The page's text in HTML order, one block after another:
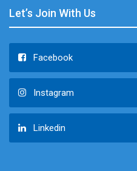
Let’s Join With Us
Facebook
Instagram
Linkedin